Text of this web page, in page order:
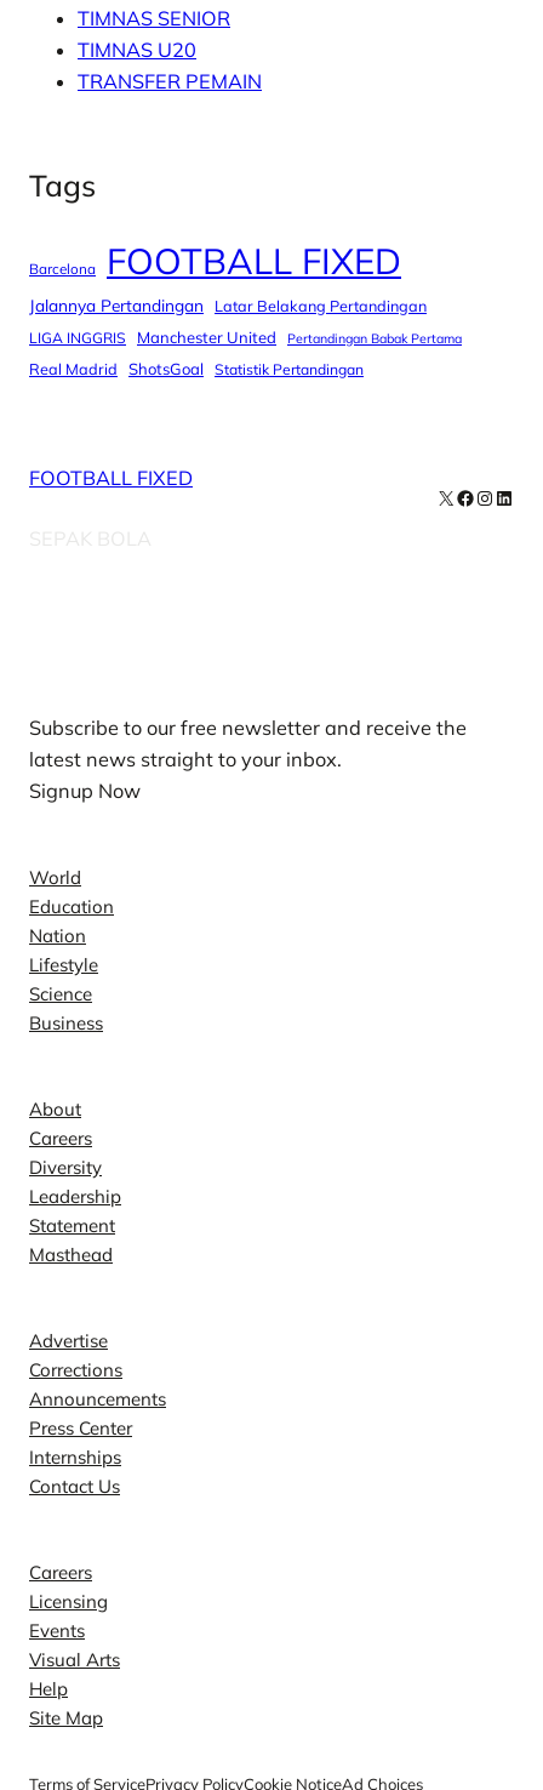
TIMNAS SENIOR
TIMNAS U20
TRANSFER PEMAIN
Tags
Barcelona FOOTBALL FIXED
Jalannya Pertandingan Latar Belakang Pertandingan
LIGA INGGRIS Manchester United Pertandingan Babak Pertama
Real Madrid ShotsGoal Statistik Pertandingan
FOOTBALL FIXED
SEPAK BOLA
X Facebook
Subscribe to our free newsletter and receive the
latest news straight to your inbox.
Signup Now
World
Education
Nation
Lifestyle
Science
Business
About
Careers
Diversity
Leadership
Statement
Masthead
Advertise
Corrections
Announcements
Press Center
Internships
Contact Us
Careers
Licensing
Events
Visual Arts
Help
Site Map
Terms of ServicePrivacy PolicyCookie NoticeAd Choices